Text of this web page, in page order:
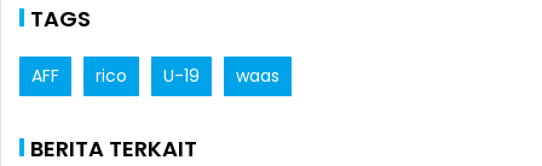
TAGS
AFF rico U-19 waas
BERITA TERKAIT